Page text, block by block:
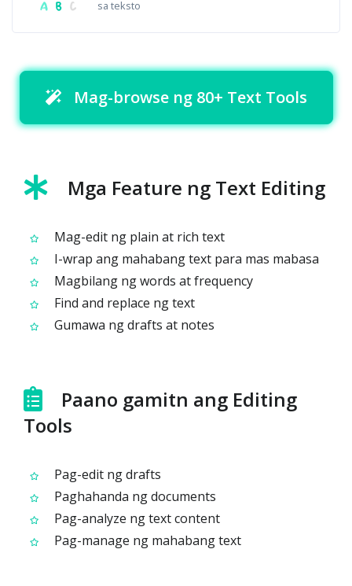
sa teksto
Mag-browse ng 80+ Text Tools
Mga Feature ng Text Editing
Mag-edit ng plain at rich text
I-wrap ang mahabang text para mas mabasa
Magbilang ng words at frequency
Find and replace ng text
Gumawa ng drafts at notes
Paano gamitn ang Editing
Tools
Pag-edit ng drafts
Paghahanda ng documents
Pag-analyze ng text content
Pag-manage ng mahabang text